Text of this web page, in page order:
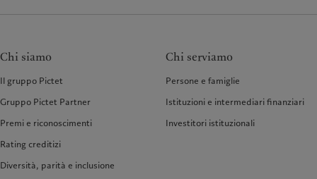
Chi siamo
Il gruppo Pictet
Gruppo Pictet Partner
Premi e riconoscimenti
Rating creditizi
Diversità, parità e inclusione
Chi serviamo
Persone e famiglie
Istituzioni e intermediari finanziari
Investitori istituzionali